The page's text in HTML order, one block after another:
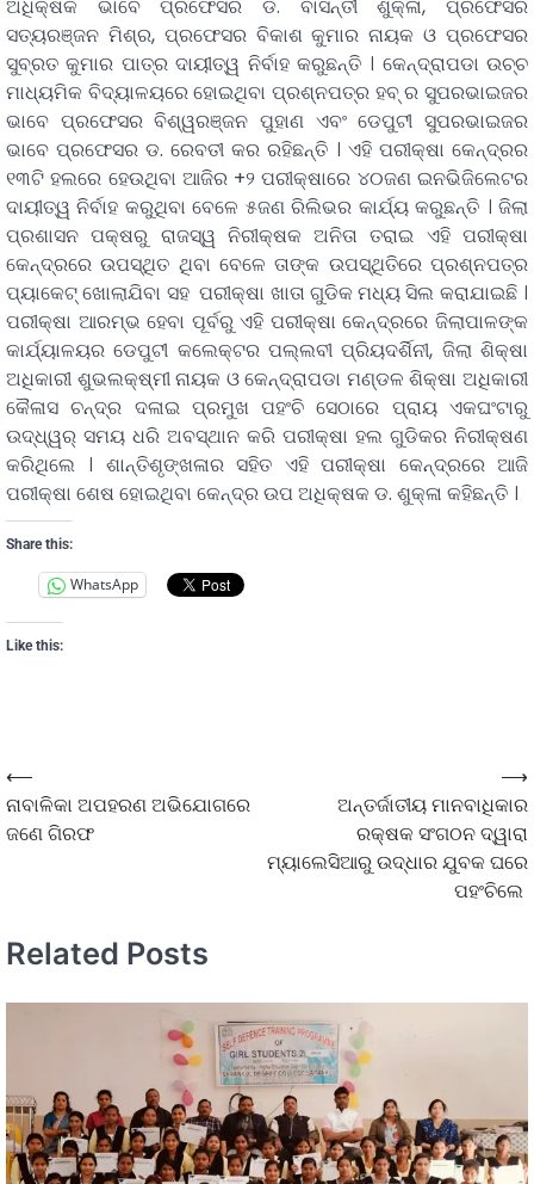
ଅଧିକ୍ଷକ ଭାବେ ପ୍ରଫେସର ଡ. ବାସନ୍ତୀ ଶୁକ୍ଳା, ପ୍ରଫେସର
ସତ୍ୟରଞ୍ଜନ ମିଶ୍ର, ପ୍ରଫେସର ବିକାଶ କୁମାର ନାୟକ ଓ ପ୍ରଫେସର
ସୁବ୍ରତ କୁମାର ପାତ୍ର ଦାୟୀତ୍ୱ ନିର୍ବାହ କରୁଛନ୍ତି । କେନ୍ଦ୍ରାପଡା ଉଚ୍ଚ
ମାଧ୍ୟମିକ ବିଦ୍ୟାଳୟରେ ହୋଇଥିବା ପ୍ରଶ୍ନପତ୍ର ହବ୍ ର ସୁପରଭାଇଜର
ଭାବେ ପ୍ରଫେସର ବିଶ୍ୱରଞ୍ଜନ ପୁହାଣ ଏବଂ ଡେପୁଟୀ ସୁପରଭାଇଜର
ଭାବେ ପ୍ରଫେସର ଡ. ରେବତୀ କର ରହିଛନ୍ତି । ଏହି ପରୀକ୍ଷା କେନ୍ଦ୍ରର
୧୩ଟି ହଲରେ ହେଉଥିବା ଆଜିର +୨ ପରୀକ୍ଷାରେ ୪୦ଜଣ ଇନଭିଜିଲେଟର
ଦାୟୀତ୍ୱ ନିର୍ବାହ କରୁଥିବା ବେଳେ ୫ଜଣ ରିଲିଭର କାର୍ଯ୍ୟ କରୁଛନ୍ତି । ଜିଲା
ପ୍ରଶାସନ ପକ୍ଷରୁ ରାଜସ୍ୱ ନିରୀକ୍ଷକ ଅନିତା ତରାଇ ଏହି ପରୀକ୍ଷା
କେନ୍ଦ୍ରରେ ଉପସ୍ଥିତ ଥିବା ବେଳେ ତାଙ୍କ ଉପସ୍ଥିତିରେ ପ୍ରଶ୍ନପତ୍ର
ପ୍ୟାକେଟ୍ ଖୋଲାଯିବା ସହ ପରୀକ୍ଷା ଖାତା ଗୁଡିକ ମଧ୍ୟ ସିଲ କରାଯାଇଛି ।
ପରୀକ୍ଷା ଆରମ୍ଭ ହେବା ପୂର୍ବରୁ ଏହି ପରୀକ୍ଷା କେନ୍ଦ୍ରରେ ଜିଲାପାଳଙ୍କ
କାର୍ଯ୍ୟାଳୟର ଡେପୁଟୀ କଲେକ୍ଟର ପଲ୍ଲବୀ ପ୍ରିୟଦର୍ଶିନୀ, ଜିଲା ଶିକ୍ଷା
ଅଧିକାରୀ ଶୁଭଲକ୍ଷ୍ମୀ ନାୟକ ଓ କେନ୍ଦ୍ରାପଡା ମଣ୍ଡଳ ଶିକ୍ଷା ଅଧିକାରୀ
କୈଳାସ ଚନ୍ଦ୍ର ଦଳାଇ ପ୍ରମୁଖ ପହଂଚି ସେଠାରେ ପ୍ରାୟ ଏକଘଂଟାରୁ
ଉଦ୍ଧ୍ୱର୍ ସମୟ ଧରି ଅବସ୍ଥାନ କରି ପରୀକ୍ଷା ହଲ ଗୁଡିକର ନିରୀକ୍ଷଣ
କରିଥିଲେ । ଶାନ୍ତିଶୃଙ୍ଖଳାର ସହିତ ଏହି ପରୀକ୍ଷା କେନ୍ଦ୍ରରେ ଆଜି
ପରୀକ୍ଷା ଶେଷ ହୋଇଥିବା କେନ୍ଦ୍ର ଉପ ଅଧିକ୍ଷକ ଡ. ଶୁକ୍ଳା କହିଛନ୍ତି ।
Share this:
WhatsApp
Like this:
⟵
ନାବାଳିକା ଅପହରଣ ଅଭିଯୋଗରେ
ଜଣେ ଗିରଫ
ଅନ୍ତର୍ଜାତୀୟ ମାନବାଧିକାର
ରକ୍ଷକ ସଂଗଠନ ଦ୍ୱାରା
ମ୍ୟାଲେସିଆରୁ ଉଦ୍ଧାର ଯୁବକ ଘରେ
ପହଂଚିଲେ
⟶
Related Posts